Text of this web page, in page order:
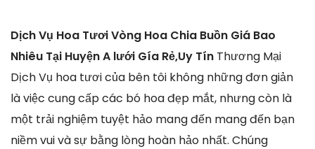
Dịch Vụ Hoa Tươi Vòng Hoa Chia Buồn Giá Bao
Nhiêu Tại Huyện A lưới Gía Rẻ,Uy Tín Thương Mại
Dịch Vụ hoa tươi của bên tôi không những đơn giản
là việc cung cấp các bó hoa đẹp mắt, nhưng còn là
một trải nghiệm tuyệt hảo mang đến mang đến bạn
niềm vui và sự bằng lòng hoàn hảo nhất. Chúng